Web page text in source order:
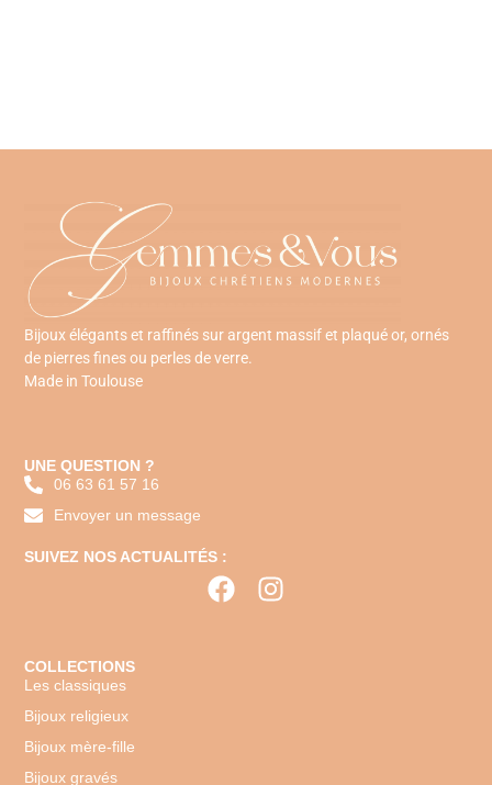
Bijoux élégants et raffinés sur argent massif et plaqué or, ornés
de pierres fines ou perles de verre.
Made in Toulouse
UNE QUESTION ?
06 63 61 57 16
Envoyer un message
SUIVEZ NOS ACTUALITÉS :
COLLECTIONS
Les classiques
Bijoux religieux
Bijoux mère-fille
Bijoux gravés